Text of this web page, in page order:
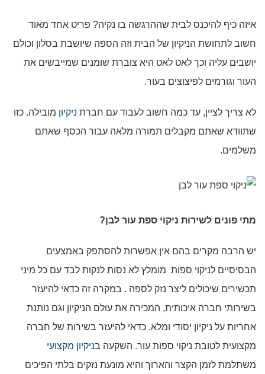
איזה כיף להיכנס לבית שההרגשה בו נקיה? פריט אחד מאוד
חשוב לתחושת הניקיון של הבית וזה הספה שיושבת בסלון וכולם
יושבים עליה וכך לאט לאט היא צוברת שומנים שמייבשים את
העור וגורמים לפיצוצים בעור.
לא צריך לציין, עד כמה חשוב לעבוד עם חברת ניקיון מובילה. כזו
שתוודא שאתם מקבלים תמורה מלאה עבור הכסף שאתם
משלמים.
מתי פונים לשירות ניקוי ספת עור לבן?
יש הרבה מקרים בהם אין אפשרות להסתפק באמצעים
הבסיסיים לניקוי ספות מומלץ לא נסות לנקות לבד עם כל מיני
תכשירים שיכולים ליצר נזק לספה . במקרה זה כדאי להיעזר
בשירותי חברה איכותית, המכירה את עולם הניקיון וגם נותנת
אחריות על ניקיון יסודי ומלא. כדאי להיעזר בשירות של חברה
מקצועית לטובת ניקוי ספות עור. השקעה בניקיון מקצועי
משתלמת לזמן הקצר והארוך והיא מונעת נזקים בלתי הפיכים